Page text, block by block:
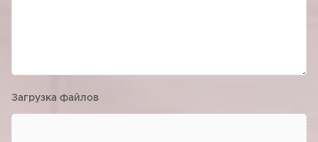
Загрузка файлов